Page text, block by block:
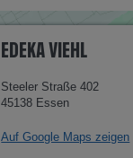
EDEKA VIEHL
Steeler Straße 402
45138 Essen
Auf Google Maps zeigen